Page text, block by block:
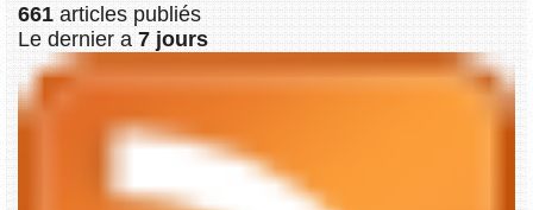
661 articles publiés
Le dernier a 7 jours